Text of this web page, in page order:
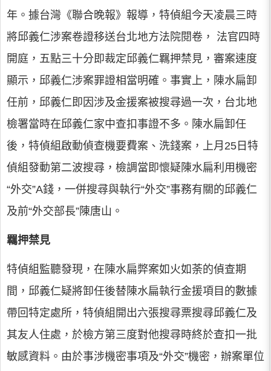
年。據台灣《聯合晚報》報導，特偵組今天凌晨三時
將邱義仁涉案卷證移送台北地方法院閱卷， 法官四時
開庭，五點三十分即裁定邱義仁羈押禁見，審案速度
顯示，邱義仁涉案罪證相當明確。事實上，陳水扁卸
任前，邱義仁即因涉及金援案被搜尋過一次，台北地
檢署當時在邱義仁家中查扣事證不多。陳水扁卸任
後，特偵組啟動偵查機要費案、洗錢案，上月25日特
偵組發動第二波搜尋，檢調當即懷疑陳水扁利用機密
“外交”A錢，一併搜尋與執行“外交”事務有關的邱義仁
及前“外交部長”陳唐山。
羈押禁見
特偵組監聽發現，在陳水扁弊案如火如荼的偵查期
間，邱義仁疑將卸任後替陳水扁執行金援項目的數據
帶回特定處所，特偵組開出六張搜尋票搜尋邱義仁及
其友人住處，於檢方第三度對他搜尋時終於查扣一批
敏感資料。由於事涉機密事項及“外交”機密，辦案單位